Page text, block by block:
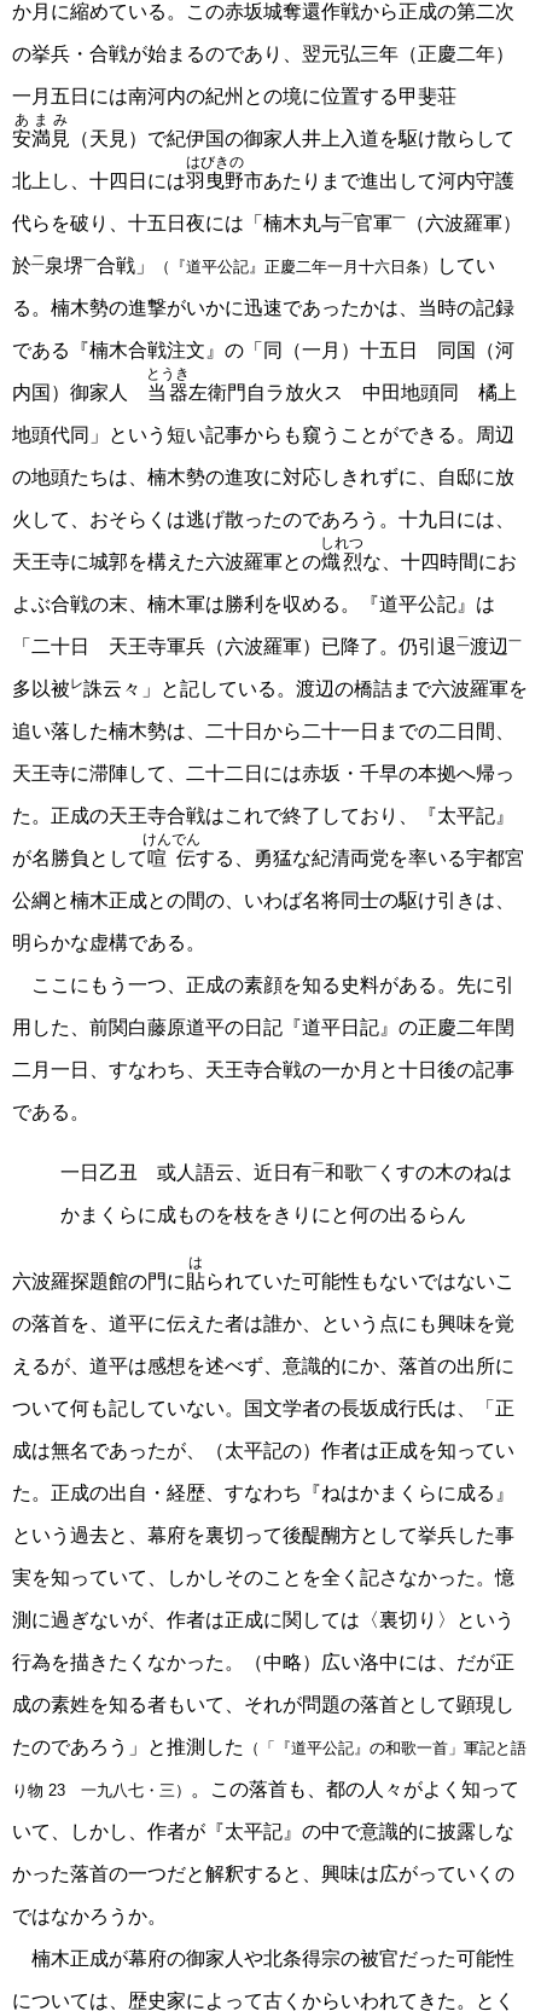
か月に縮めている。この赤坂城奪還作戦から正成の第二次
の挙兵・合戦が始まるのであり、翌元弘三年（正慶二年）
一月五日には南河内の紀州との境に位置する甲斐荘
安満見
あまみ
（天見）で紀伊国の御家人井上入道を駆け散らして
北上し、十四日には羽曳野
はびきの
市あたりまで進出して河内守護
代らを破り、十五日夜には「楠木丸与二官軍一 （六波羅軍）
於二泉堺一合戦」 （『道平公記』正慶二年一月十六日条） してい
る。楠木勢の進撃がいかに迅速であったかは、当時の記録
である『楠木合戦注文』の「同（一月）十五日 同国（河
内国）御家人 当器
とうき
左衛門自ラ放火ス 中田地頭同 橘上
地頭代同」という短い記事からも窺うことができる。周辺
の地頭たちは、楠木勢の進攻に対応しきれずに、自邸に放
火して、おそらくは逃げ散ったのであろう。十九日には、
天王寺に城郭を構えた六波羅軍との熾烈
しれつ
な、十四時間にお
よぶ合戦の末、楠木軍は勝利を収める。『道平公記』は
「二十日 天王寺軍兵（六波羅軍）已降了。仍引退 二渡辺 一
多以被レ誅云々」と記している。渡辺の橋詰まで六波羅軍を
追い落した楠木勢は、二十日から二十一日までの二日間、
天王寺に滞陣して、二十二日には赤坂・千早の本拠へ帰っ
た。正成の天王寺合戦はこれで終了しており、『太平記』
が名勝負として喧伝
けんでん
する、勇猛な紀清両党を率いる宇都宮
公綱と楠木正成との間の、いわば名将同士の駆け引きは、
明らかな虚構である。
ここにもう一つ、正成の素顔を知る史料がある。先に引
用した、前関白藤原道平の日記『道平日記』の正慶二年閏
二月一日、すなわち、天王寺合戦の一か月と十日後の記事
である。
一日乙丑 或人語云、近日有二和歌一 くすの木のねは
かまくらに成ものを枝をきりにと何の出るらん
六波羅探題館の門に貼
は
られていた可能性もないではないこ
の落首を、道平に伝えた者は誰か、という点にも興味を覚
えるが、道平は感想を述べず、意識的にか、落首の出所に
ついて何も記していない。国文学者の長坂成行氏は、「正
成は無名であったが、（太平記の）作者は正成を知ってい
た。正成の出自・経歴、すなわち『ねはかまくらに成る』
という過去と、幕府を裏切って後醍醐方として挙兵した事
実を知っていて、しかしそのことを全く記さなかった。憶
測に過ぎないが、作者は正成に関しては〈裏切り〉という
行為を描きたくなかった。（中略）広い洛中には、だが正
成の素姓を知る者もいて、それが問題の落首として顕現し
たのであろう」と推測した （「『道平公記』の和歌一首」軍記と語
り物 23 一九八七・三） 。この落首も、都の人々がよく知って
いて、しかし、作者が『太平記』の中で意識的に披露しな
かった落首の一つだと解釈すると、興味は広がっていくの
ではなかろうか。
楠木正成が幕府の御家人や北条得宗の被官だった可能性
については、歴史家によって古くからいわれてきた。とく